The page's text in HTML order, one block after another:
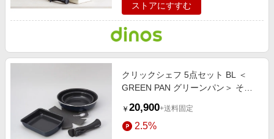
ストアにすすむ
クリックシェフ 5点セット BL ＜
GREEN PAN グリーンパン＞ その
￥ 20,900+送料固定
2.5%